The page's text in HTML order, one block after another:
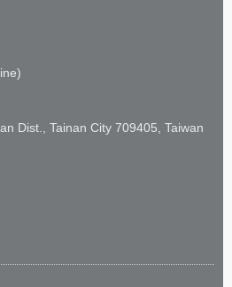
Dist., Tainan City 709405, Taiwan